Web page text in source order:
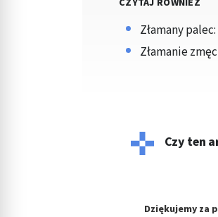
CZYTAJ RÓWNIEŻ
Złamany
Złamanie
Czy ten
Dziękujemy za
Rozumienie odbiorców dzięki statystyce
Użycie dokładnych danych